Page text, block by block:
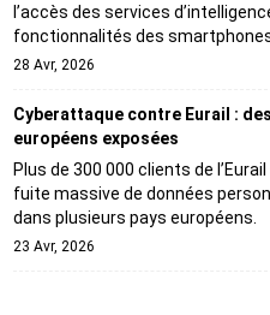
l’accès des services
fonctionnalités des
28 Avr, 2026
Cyberattaque contre Eurail :
européens exposées
Plus de 300 000 clients de
fuite massive de données
dans plusieurs pays européens.
23 Avr, 2026